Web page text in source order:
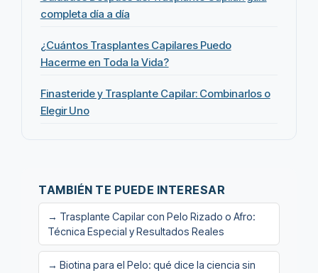
completa día a día
¿Cuántos Trasplantes Capilares Puedo
Hacerme en Toda la Vida?
Finasteride y Trasplante Capilar: Combinarlos o
Elegir Uno
TAMBIÉN TE PUEDE INTERESAR
→ Trasplante Capilar con Pelo Rizado o Afro:
Técnica Especial y Resultados Reales
→ Biotina para el Pelo: qué dice la ciencia sin